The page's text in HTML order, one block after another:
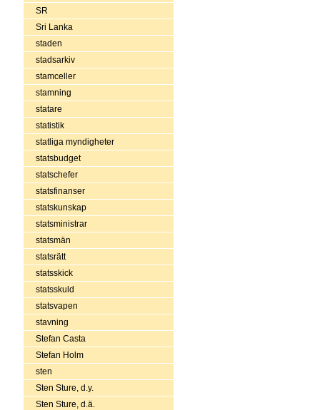
SR
Sri Lanka
staden
stadsarkiv
stamceller
stamning
statare
statistik
statliga myndigheter
statsbudget
statschefer
statsfinanser
statskunskap
statsministrar
statsmän
statsrätt
statsskick
statsskuld
statsvapen
stavning
Stefan Casta
Stefan Holm
sten
Sten Sture, d.y.
Sten Sture, d.ä.